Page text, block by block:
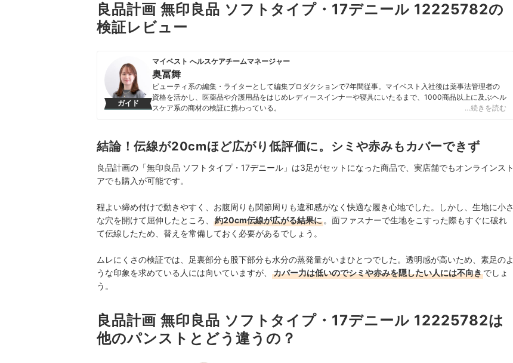
良品計画 無印良品 ソフトタイプ・17デニール 12225782の
検証レビュー
ガイド
マイベスト へルスケアチームマネージャー
奥冨舞
ビューティ系の編集・ライターとして編集プロダクションで7年間従事。マイベスト入社後は薬事法管理者の
資格を活かし、医薬品や介護用品をはじめレディースインナーや寝具にいたるまで、1000商品以上に及ぶヘル
スケア系の商材の検証に携わっている。
…続きを読む
結論！伝線が20cmほど広がり低評価に。シミや赤みもカバーできず
良品計画の「無印良品 ソフトタイプ・17デニール」は3足がセットになった商品で、実店舗でもオンラインスト
アでも購入が可能です。
程よい締め付けで動きやすく、お腹周りも関節周りも違和感がなく快適な履き心地でした。しかし、生地に小さ
な穴を開けて屈伸したところ、
約20cm伝線が広がる結果に 。面ファスナーで生地をこすった際もすぐに破れ
て伝線したため、替えを常備しておく必要があるでしょう。
ムレにくさの検証では、足裏部分も股下部分も水分の蒸発量がいまひとつでした。透明感が高いため、素足のよ
うな印象を求めている人には向いていますが、
カバー力は低いのでシミや赤みを隠したい人には不向きでしょ
う。
良品計画 無印良品 ソフトタイプ・17デニール 12225782は
他のパンストとどう違うの？